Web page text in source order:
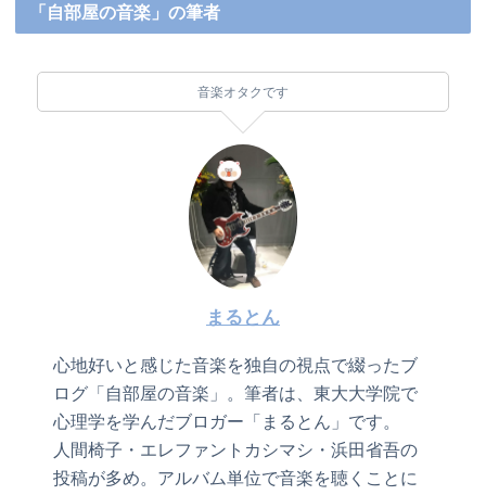
「自部屋の音楽」の筆者
音楽オタクです
まるとん
心地好いと感じた音楽を独自の視点で綴ったブ
ログ「自部屋の音楽」。筆者は、東大大学院で
心理学を学んだブロガー「まるとん」です。
人間椅子・エレファントカシマシ・浜田省吾の
投稿が多め。アルバム単位で音楽を聴くことに